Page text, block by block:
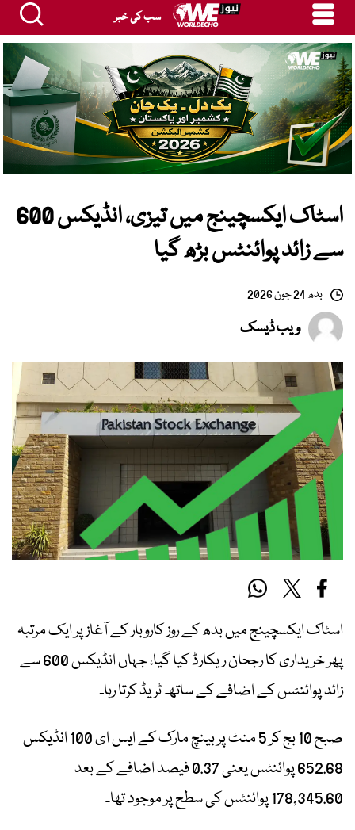
سب کی خبر
اسٹاک ایکسچینج میں تیزی، انڈیکس 600
سے زائد پوائنٹس بڑھ گیا
بدھ 24 جون 2026
ویب ڈیسک
اسٹاک ایکسچینج میں بدھ کے روز کاروبار کے آغاز پر ایک مرتبہ
پھر خریداری کا رجحان ریکارڈ کیا گیا، جہاں انڈیکس 600 سے
زائد پوائنٹس کے اضافے کے ساتھ ٹریڈ کرتا رہا۔
صبح 10 بج کر 5 منٹ پر بینچ مارک کے ایس ای 100 انڈیکس
652.68 پوائنٹس یعنی 0.37 فیصد اضافے کے بعد
178,345.60 پوائنٹس کی سطح پر موجود تھا۔